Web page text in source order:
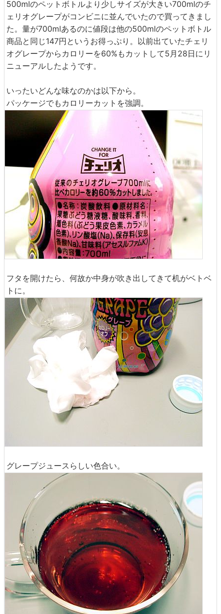
500mlのペットボトルより少しサイズが大きい700mlのチ
ェリオグレープがコンビニに並んでいたので買ってきまし
た。量が700mlあるのに値段は他の500mlのペットボトル
商品と同じ147円というお得っぷり。以前出ていたチェリ
オグレープからカロリーを60%もカットして5月28日にリ
ニューアルしたようです。
いったいどんな味なのかは以下から。
パッケージでもカロリーカットを強調。
フタを開けたら、何故か中身が吹き出してきて机がベトベ
トに。
グレープジュースらしい色合い。